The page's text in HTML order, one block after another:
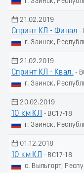
21.02.2019
Спринт КЛ - Финал -
г. Заинск,
21.02.2019
Спринт КЛ - Квал. -
г. Заинск,
20.02.2019
10 км КЛ
- ВС17-18
г. Заинск,
01.12.2018
10 км КЛ
- ВС17-18
с. Выльгорт,